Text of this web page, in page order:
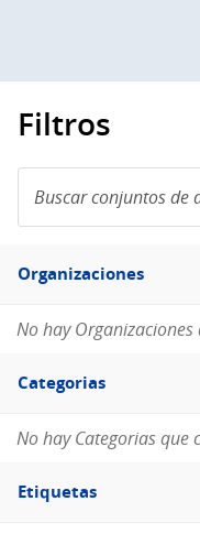
Filtros
conjuntos
de
Filtro
Organizaciones
No hay
Filtro
Categorias
Categorias
No hay Categorias que
Filtro
Etiquetas
Etiquetas